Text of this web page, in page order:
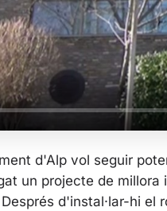
d'Alp vol seguir
un projecte de
d'instal·lar-hi el